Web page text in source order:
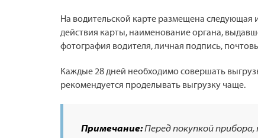
На водительской карте размещена
действия карты, наименование органа,
фотография водителя, личная подпись,
Каждые 28 дней необходимо совершать
рекомендуется проделывать выгрузку чаще.
Примечание:Перед покупкой